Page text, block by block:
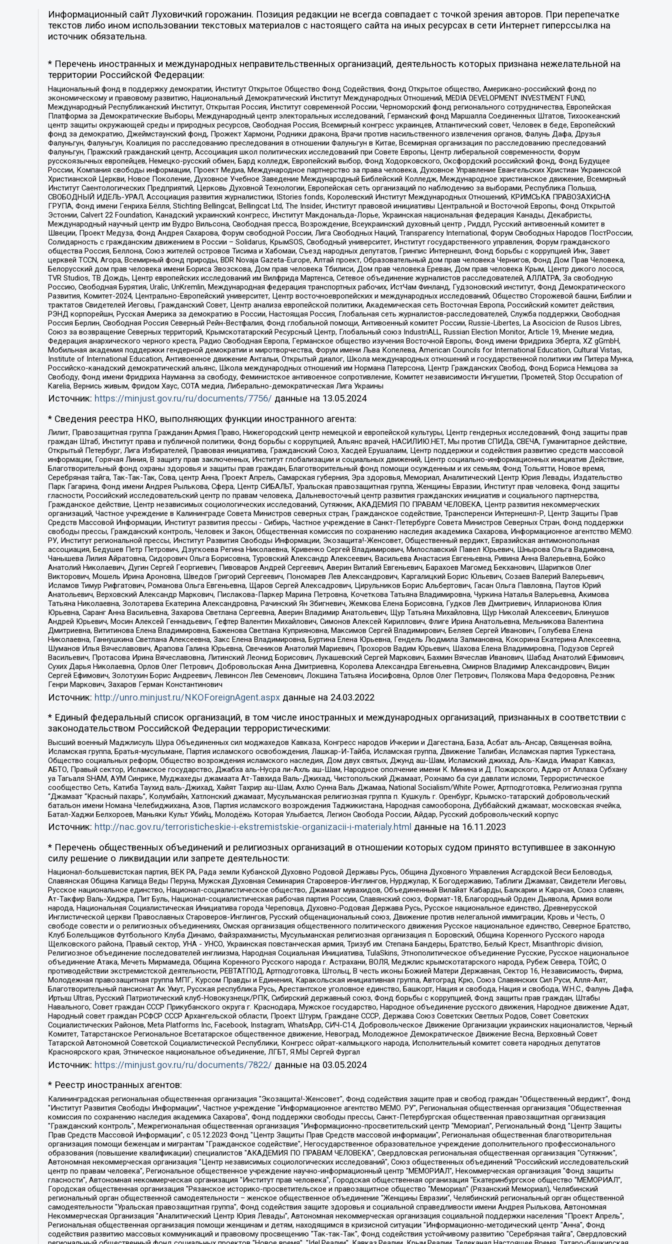
Информационный сайт Луховичкий горожанин. Позиция редакции не всегда совпадает с точкой зрения авторов. При перепечатке
текстов либо ином использовании текстовых материалов с настоящего сайта на иных ресурсах в сети Интернет гиперссылка на
источник обязательна.
* Перечень иностранных и международных неправительственных организаций, деятельность которых признана нежелательной на
территории Российской Федерации:
Национальный фонд в поддержку демократии, Институт Открытое Общество Фонд Содействия, Фонд Открытое общество, Американо-российский фонд по
экономическому и правовому развитию, Национальный Демократический Институт Международных Отношений, MEDIA DEVELOPMENT INVESTMENT FUND,
Международный Республиканский Институт, Открытая Россия, Институт современной России, Черноморский фонд регионального сотрудничества, Европейская
Платформа за Демократические Выборы, Международный центр электоральных исследований, Германский фонд Маршалла Соединенных Штатов, Тихоокеанский
центр защиты окружающей среды и природных ресурсов, Свободная Россия, Всемирный конгресс украинцев, Атлантический совет, Человек в беде, Европейский
фонд за демократию, Джеймстаунский фонд, Прожект Хармони, Родники дракона, Врачи против насильственного извлечения органов, Фалунь Дафа, Друзья
Фалуньгун, Фалуньгун, Коалиция по расследованию преследования в отношении Фалуньгун в Китае, Всемирная организация по расследованию преследований
Фалуньгун, Пражский гражданский центр, Ассоциация школ политических исследований при Совете Европы, Центр либеральной современности, Форум
русскоязычных европейцев, Немецко-русский обмен, Бард колледж, Европейский выбор, Фонд Ходорковского, Оксфордский российский фонд, Фонд Будущее
России, Компания свободы информации, Проект Медиа, Международное партнерство за права человека, Духовное Управление Евангельских Христиан Украинской
Христианской Церкви, Новое Поколение, Духовное Учебное Заведение Международный Библейский Колледж, Международное христианское движение, Всемирный
Институт Саентологических Предприятий, Церковь Духовной Технологии, Европейская сеть организаций по наблюдению за выборами, Республика Польша,
СВОБОДНЫЙ ИДЕЛЬ-УРАЛ, Ассоциация развития журналистики, IStories fonds, Королевский Институт Международных Отношений, КРИМСЬКА ПРАВОЗАХИСНА
ГРУПА, Фонд имени Генриха Бёлля, Stichting Bellingcat, Bellingcat Ltd, The Insider, Институт правовой инициативы Центральной и Восточной Европы, Фонд Открытой
Эстонии, Calvert 22 Foundation, Канадский украинский конгресс, Институт Макдональда-Лорье, Украинская национальная федерация Канады, Декабристы,
Международный научный центр им Вудро Вильсона, Свободная пресса, Возрождение, Всеукраинский духовный центр , Риддл, Русский антивоенный комитет в
Швеции, Проект Медуза, Фонд Андрея Сахарова, Форум свободной России, Лига Свободных Наций, Transparеncy International, Форум Свободных Народов ПостРоссии,
Солидарность с гражданским движением в России – Solidarus, КрымSOS, Свободный университет, Институт государственного управления, Форум гражданского
общества Россия, Беллона, Союз жителей островов Тисима и Хабомаи, Съезд народных депутатов, Гринпис Интернешнл, Фонд борьбы с коррупцией Инк, Завет
церквей TCCN, Агора, Всемирный фонд природы, BDR Novaja Gazeta-Europe, Алтай проект, Образовательный дом прав человека Чернигов, Фонд Дом Прав Человека,
Белорусский дом прав человека имени Бориса Звозскова, Дом прав человека Тбилиси, Дом прав человека Ереван, Дом прав человека Крым, Центр дикого лосося,
TVR Studios, ТВ Дождь, Центр европейских исследований им Вилфрида Мартенса, Сетевое объединение журналистов расследователей, АЛЛАТРА, За свободную
Россию, Свободная Бурятия, Uralic, UnKremlin, Международная федерация транспортных рабочих, ИстЧам Финланд, Гудзоновский институт, Фонд Демократического
Развития, Комитет-2024, Центрально-Европейский университет, Центр восточноевропейских и международных исследований, Общество Сторожевой башни, Библии и
трактатов Свидетелей Иеговы, Гражданский Совет, Центр анализа европейской политики, Академическая сеть Восточная Европа, Российский комитет действия,
РЭНД корпорейшн, Русская Америка за демократию в России, Настоящая Россия, Глобальная сеть журналистов-расследователей, Служба поддержки, Свободная
Россия Берлин, Свободная Россия Северный Рейн-Вестфалия, Фонд глобальной помощи, Антивоенный комитет России, Russie-Libertes, La Asocicion de Rusos Libres,
Союз за возвращение Северных территорий, Крымскотатарский Ресурсный Центр, Глобальный союз IndustriALL, Russian Election Monitor, Article 19, Мнение медиа,
Федерация анархического черного креста, Радио Свободная Европа, Германское общество изучения Восточной Европы, Фонд имени Фридриха Эберта, XZ gGmbH,
Мобильная академия поддержки гендерной демократии и миротворчества, Форум имени Льва Копелева, American Councils for International Education, Cultural Vistas,
Institute of International Education, Антивоенное движение Антальи, Открытый диалог, Школа международных отношений и государственной политики им Питера Мунка,
Российско-канадский демократический альянс, Школа международных отношений им Нормана Патерсона, Центр Гражданских Свобод, Фонд Бориса Немцова за
Свободу, Фонд имени Фридриха Науманна за свободу, Феминистское антивоенное сопротивление, Комитет независимости Ингушетии, Прометей, Stop Occupation of
Karelia, Вернись живым, Фридом Хаус, СОТА медиа, Либерально-демократическая Лига Украины
Источник: https://minjust.gov.ru/ru/documents/7756/ данные на 13.05.2024
* Сведения реестра НКО, выполняющих функции иностранного агента:
Лилит, Правозащитная группа Гражданин.Армия.Право, Нижегородский центр немецкой и европейской культуры, Центр гендерных исследований, Фонд защиты прав
граждан Штаб, Институт права и публичной политики, Фонд борьбы с коррупцией, Альянс врачей, НАСИЛИЮ.НЕТ, Мы против СПИДа, СВЕЧА, Гуманитарное действие,
Открытый Петербург, Лига Избирателей, Правовая инициатива, Гражданский Союз, Хасдей Ерушалаим, Центр поддержки и содействия развитию средств массовой
информации, Горячая Линия, В защиту прав заключенных, Институт глобализации и социальных движений, Центр социально-информационных инициатив Действие,
Благотворительный фонд охраны здоровья и защиты прав граждан, Благотворительный фонд помощи осужденным и их семьям, Фонд Тольятти, Новое время,
Серебряная тайга, Так-Так-Так, Сова, центр Анна, Проект Апрель, Самарская губерния, Эра здоровья, Мемориал, Аналитический Центр Юрия Левады, Издательство
Парк Гагарина, Фонд имени Андрея Рылькова, Сфера, Центр СИБАЛЬТ, Уральская правозащитная группа, Женщины Евразии, Институт прав человека, Фонд защиты
гласности, Российский исследовательский центр по правам человека, Дальневосточный центр развития гражданских инициатив и социального партнерства,
Гражданское действие, Центр независимых социологических исследований, Сутяжник, АКАДЕМИЯ ПО ПРАВАМ ЧЕЛОВЕКА, Центр развития некоммерческих
организаций, Частное учреждение в Калининграде Совета Министров северных стран, Гражданское содействие, Трансперенси Интернешнл-Р, Центр Защиты Прав
Средств Массовой Информации, Институт развития прессы - Сибирь, Частное учреждение в Санкт-Петербурге Совета Министров Северных Стран, Фонд поддержки
свободы прессы, Гражданский контроль, Человек и Закон, Общественная комиссия по сохранению наследия академика Сахарова, Информационное агентство МЕМО.
РУ, Институт региональной прессы, Институт Развития Свободы Информации, Экозащита!-Женсовет, Общественный вердикт, Евразийская антимонопольная
ассоциация, Бедушев Петр Петрович, Дзугкоева Регина Николаевна, Кривенко Сергей Владимирович, Милославский Павел Юрьевич, Шнырова Ольга Вадимовна,
Чанышева Лилия Айратовна, Сидорович Ольга Борисовна, Туровский Александр Алексеевич, Васильева Анастасия Евгеньевна, Ривина Анна Валерьевна, Бойко
Анатолий Николаевич, Дугин Сергей Георгиевич, Пивоваров Андрей Сергеевич, Аверин Виталий Евгеньевич, Барахоев Магомед Бекханович, Шарипков Олег
Викторович, Мошель Ирина Ароновна, Шведов Григорий Сергеевич, Пономарев Лев Александрович, Каргалицкий Борис Юльевич, Созаев Валерий Валерьевич,
Исламов Тимур Рифгатович, Романова Ольга Евгеньевна, Щаров Сергей Алексадрович, Цирульников Борис Альбертович, Гасан Ольга Павловна, Паутов Юрий
Анатольевич, Верховский Александр Маркович, Пислакова-Паркер Марина Петровна, Кочеткова Татьяна Владимировна, Чуркина Наталья Валерьевна, Акимова
Татьяна Николаевна, Золотарева Екатерина Александровна, Рачинский Ян Збигневич, Жемкова Елена Борисовна, Гудков Лев Дмитриевич, Илларионова Юлия
Юрьевна, Саранг Анна Васильевна, Захарова Светлана Сергеевна, Аверин Владимир Анатольевич, Щур Татьяна Михайловна, Щур Николай Алексеевич, Блинушов
Андрей Юрьевич, Мосин Алексей Геннадьевич, Гефтер Валентин Михайлович, Симонов Алексей Кириллович, Флиге Ирина Анатольевна, Мельникова Валентина
Дмитриевна, Вититинова Елена Владимировна, Баженова Светлана Куприяновна, Максимов Сергей Владимирович, Беляев Сергей Иванович, Голубева Елена
Николаевна, Ганнушкина Светлана Алексеевна, Закс Елена Владимировна, Буртина Елена Юрьевна, Гендель Людмила Залмановна, Кокорина Екатерина Алексеевна,
Шуманов Илья Вячеславович, Арапова Галина Юрьевна, Свечников Анатолий Мариевич, Прохоров Вадим Юрьевич, Шахова Елена Владимировна, Подузов Сергей
Васильевич, Протасова Ирина Вячеславовна, Литинский Леонид Борисович, Лукашевский Сергей Маркович, Бахмин Вячеслав Иванович, Шабад Анатолий Ефимович,
Сухих Дарья Николаевна, Орлов Олег Петрович, Добровольская Анна Дмитриевна, Королева Александра Евгеньевна, Смирнов Владимир Александрович, Вицин
Сергей Ефимович, Золотухин Борис Андреевич, Левинсон Лев Семенович, Локшина Татьяна Иосифовна, Орлов Олег Петрович, Полякова Мара Федоровна, Резник
Генри Маркович, Захаров Герман Константинович
Источник: http://unro.minjust.ru/NKOForeignAgent.aspxданные на 24.03.2022
* Единый федеральный список организаций, в том числе иностранных и международных организаций, признанных в соответствии с
законодательством Российской Федерации террористическими:
Высший военный Маджлисуль Шура Объединенных сил моджахедов Кавказа, Конгресс народов Ичкерии и Дагестана, База, Асбат аль-Ансар, Священная война,
Исламская группа, Братья-мусульмане, Партия исламского освобождения, Лашкар-И-Тайба, Исламская группа, Движение Талибан, Исламская партия Туркестана,
Общество социальных реформ, Общество возрождения исламского наследия, Дом двух святых, Джунд аш-Шам, Исламский джихад, Аль-Каида, Имарат Кавказ,
АБТО, Правый сектор, Исламское государство, Джабха аль-Нусра ли-Ахль аш-Шам, Народное ополчение имени К. Минина и Д. Пожарского, Аджр от Аллаха Субхану
уа Тагьаля SHAM, АУМ Синрике, Муджахеды джамаата Ат-Тавхида Валь-Джихад, Чистопольский Джамаат, Рохнамо ба суи давлати исломи, Террористическое
сообщество Сеть, Катиба Таухид валь-Джихад, Хайят Тахрир аш-Шам, Ахлю Сунна Валь Джамаа, National Socialism/White Power, Артподготовка, Религиозная группа
“Джамаат “Красный пахарь”, Колумбайн, Хатлонский джамаат, Мусульманская религиозная группа п. Кушкуль г. Оренбург, Крымско-татарский добровольческий
батальон имени Номана Челебиджихана, Азов, Партия исламского возрождения Таджикистана, Народная самооборона, Дуббайский джамаат, московская ячейка,
Батал-Хаджи Белхороев, Маньяки Культ Убийц, Молодёжь Которая Улыбается, Легион Свобода России, Айдар, Русский добровольческий корпус
Источник: http://nac.gov.ru/terroristicheskie-i-ekstremistskie-organizacii-i-materialy.html данные на 16.11.2023
* Перечень общественных объединений и религиозных организаций в отношении которых судом принято вступившее в законную
силу решение о ликвидации или запрете деятельности:
Национал-большевистская партия, ВЕК РА, Рада земли Кубанской Духовно Родовой Державы Русь, Община Духовного Управления Асгардской Веси Беловодья,
Славянская Община Капища Веды Перуна, Мужская Духовная Семинария Староверов-Инглингов, Нурджулар, К Богодержавию, Таблиги Джамаат, Свидетели Иеговы,
Русское национальное единство, Национал-социалистическое общество, Джамаат мувахидов, Объединенный Вилайат Кабарды, Балкарии и Карачая, Союз славян,
Ат-Такфир Валь-Хиджра, Пит Буль, Национал-социалистическая рабочая партия России, Славянский союз, Формат-18, Благородный Орден Дьявола, Армия воли
народа, Национальная Социалистическая Инициатива города Череповца, Духовно-Родовая Держава Русь, Русское национальное единство, Древнерусской
Инглистической церкви Православных Староверов-Инглингов, Русский общенациональный союз, Движение против нелегальной иммиграции, Кровь и Честь, О
свободе совести и о религиозных объединениях, Омская организация общественного политического движения Русское национальное единство, Северное Братство,
Клуб Болельщиков Футбольного Клуба Динамо, Файзрахманисты, Мусульманская религиозная организация п. Боровский, Община Коренного Русского народа
Щелковского района, Правый сектор, УНА - УНСО, Украинская повстанческая армия, Тризуб им. Степана Бандеры, Братство, Белый Крест, Misanthropic division,
Религиозное объединение последователей инглиизма, Народная Социальная Инициатива, TulaSkins, Этнополитическое объединение Русские, Русское национальное
объединение Атака, Мечеть Мирмамеда, Община Коренного Русского народа г. Астрахани, ВОЛЯ, Меджлис крымскотатарского народа, Рубеж Севера, ТОЙС, О
противодействии экстремистской деятельности, РЕВТАТПОД, Артподготовка, Штольц, В честь иконы Божией Матери Державная, Сектор 16, Независимость, Фирма,
Молодежная правозащитная группа МПГ, Курсом Правды и Единения, Каракольская инициативная группа, Автоград Крю, Союз Славянских Сил Руси, Алля-Аят,
Благотворительный пансионат Ак Умут, Русская республика Русь, Арестантское уголовное единство, Башкорт, Нация и свобода, Нация и свобода, W.H.С., Фалунь Дафа,
Иртыш Ultras, Русский Патриотический клуб-Новокузнецк/РПК, Сибирский державный союз, Фонд борьбы с коррупцией, Фонд защиты прав граждан, Штабы
Навального, Совет граждан СССР Прикубанского округа г. Краснодара, Мужское государство, Народное объединение русского движения, Народное движение Адат,
Народный совет граждан РСФСР СССР Архангельской области, Проект Штурм, Граждане СССР, Держава Союз Советских Светлых Родов, Совет Советских
Социалистических Районов, Meta Platforms Inc, Facebook, Instagram, WhatsApp, СИЧ-С14, Добровольческое Движение Организации украинских националистов, Черный
Комитет, Татарстанское Региональное Всетатарское общественное движение, Невоград, Молодежное Демократическое Движение Весна, Верховный Совет
Татарской Автономной Советской Социалистической Республики, Конгресс ойрат-калмыцкого народа, Исполнительный комитет совета народных депутатов
Красноярского края, Этническое национальное объединение, ЛГБТ, Я.МЫ Сергей Фургал
Источник: https://minjust.gov.ru/ru/documents/7822/ данные на 03.05.2024
* Реестр иностранных агентов:
Калининградская региональная общественная организация "Экозащита!-Женсовет", Фонд содействия защите прав и свобод граждан "Общественный вердикт", Фонд "Институт Развития Свободы Информации", Частное учреждение "Информационное агентство МЕМО. РУ", Региональная общественная организация "Общественная комиссия по сохранению наследия академика Сахарова", Фонд поддержки свободы прессы, Санкт-Петербургская общественная правозащитная организация "Гражданский контроль", Межрегиональная общественная организация "Информационно-просветительский центр "Мемориал", Региональный Фонд "Центр Защиты Прав Средств Массовой Информации", с 05.12.2023 Фонд "Центр Защиты Прав Средств массовой информации", Региональная общественная благотворительная организация помощи беженцам и мигрантам "Гражданское содействие", Негосударственное образовательное учреждение дополнительного профессионального образования (повышение квалификации) специалистов "АКАДЕМИЯ ПО ПРАВАМ ЧЕЛОВЕКА", Свердловская региональная общественная организация "Сутяжник", Автономная некоммерческая организация "Центр независимых социологических исследований", Союз общественных объединений "Российский исследовательский центр по правам человека", Региональное общественное учреждение научно-информационный центр "МЕМОРИАЛ", Некоммерческая организация "Фонд защиты гласности", Автономная некоммерческая организация "Институт прав человека", Городская общественная организация "Екатеринбургское общество "МЕМОРИАЛ", Городская общественная организация "Рязанское историко-просветительское и правозащитное общество "Мемориал" (Рязанский Мемориал), Челябинский региональный орган общественной самодеятельности – женское общественное объединение "Женщины Евразии", Челябинский региональный орган общественной самодеятельности "Уральская правозащитная группа", Фонд содействия защите здоровья и социальной справедливости имени Андрея Рылькова, Автономная Некоммерческая Организация "Аналитический Центр Юрия Левады", Автономная некоммерческая организация социальной поддержки населения "Проект Апрель", Региональная общественная организация помощи женщинам и детям, находящимся в кризисной ситуации "Информационно-методический центр "Анна", Фонд содействия развитию массовых коммуникаций и правовому просвещению "Так-так-Так", Фонд содействия устойчивому развитию "Серебряная тайга", Свердловский региональный общественный фонд социальных проектов "Новое время", "Idel.Реалии", Кавказ.Реалии, Крым.Реалии, Телеканал Настоящее Время, Татаро-башкирская служба Радио Свобода (Azatliq Radiosi), Радио Свободная Европа/Радио Свобода (PCE/PC), "Сибирь.Реалии", "Фактограф", Благотворительный фонд помощи осужденным и их семьям, Автономная некоммерческая организация "Институт глобализации и социальных движений", Фонд "В защиту прав заключенных", Частное учреждение "Центр поддержки и содействия развитию средств массовой информации", Пензенский региональный общественный благотворительный фонд "Гражданский союз", "Север.Реалии", Некоммерческая организация Фонд "Правовая инициатива", Общество с ограниченной ответственностью "Радио Свободная Европа/Радио Свобода", Чешское информационное агентство "MEDIUM-ORIENT", Красноярская региональная общественная организация "Мы против СПИДа", Камалягин Денис Николаевич, Маркелов Сергей Евгеньевич, Пономарев Лев Александрович, Савицкая Людмила Алексеевна, Автономная некоммерческая организация "Центр по работе с проблемой насилия "НАСИЛИЮ.НЕТ", Межрегиональный профессиональный союз работников здравоохранения "Альянс врачей", Юридическое лицо, зарегистрированное в Латвийской Республике, SIA "Medusa Project" (регистрационный номер 40103797863, дата регистрации 10.06.2014), Некоммерческая организация "Фонд по борьбе с коррупцией", Автономная некоммерческая организация "Институт права и публичной политики", Баданин Роман Сергеевич, Гликин Максим Александрович, Железнова Мария Михайловна, Лукьянова Юлия Сергеевна, Маетная Елизавета Витальевна, Маняхин Петр Борисович, Чуракова Ольга Владимировна, Ярош Юлия Петровна, Юридическое лицо "The Insider SIA", зарегистрированное в Риге, Латвийская Республика (дата регистрации 26.06.2015), являющееся администратором доменного имени интернет-издания "The Insider SIA", https://theins.ru, Постернак Алексей Евгеньевич, Рубин Михаил Аркадьевич, Анин Роман Александрович, Юридическое лицо Istories fonds, зарегистрированное в Латвийской Республике (регистрационный номер 50008295751, дата регистрации 24.02.2020), Великовский Дмитрий Александрович, Долинина Ирина Николаевна, Мароховская Алеся Алексеевна, Шлейнов Роман Юрьевич, Шмагун Олеся Валентиновна, Общество с ограниченной ответственностью "Альтаир 2021", Общество с ограниченной ответственностью "Вега 2021", Общество с ограниченной ответственностью "Главный редактор 2021", Общество с ограниченной ответственностью "Ромашки монолит", Важенков Артем Валерьевич, Ивановская областная общественная организация "Центр гендерных исследований", Гурман Юрий Альбертович, Медиапроект "ОВД-Инфо", Егоров Владимир Владимирович, Жилинский Владимир Александрович, Общество с ограниченной ответственностью "ЗП", Иванова София Юрьевна, Карезина Инна Павловна, Кильтау Екатерина Викторовна, Петров Алексей Викторович, Пискунов Сергей Евгеньевич, Смирнов Сергей Сергеевич, Тихонов Михаил Сергеевич, Общество с ограниченной ответственностью "ЖУРНАЛИСТ-ИНОСТРАННЫЙ АГЕНТ", Арапова Галина Юрьевна, Вольтская Татьяна Анатольевна, Американская компания "Mason G.E.S. Anonymous Foundation" (США), являющаяся владельцем интернет-издания https://mnews.world/, Компания "Stichting Bellingcat", зарегистрированная в Нидерландах (дата регистрации 11.07.2018), Захаров Андрей Вячеславович, Клепиковская Екатерина Дмитриевна, Общество с ограниченной ответственностью "МЕМО", Перл Роман Александрович, Симонов Евгений Алексеевич, Соловьева Елена Анатольевна, Сотников Даниил Владимирович, Сурначева Елизавета Дмитриевна, Автономная некоммерческая организация по защите прав человека и информированию населения "Якутия – Наше Мнение", Общество с ограниченной ответственностью "Москоу диджитал медиа", с 26.01.2023 Общество с ограниченной ответственностью "Чайка Белые сады", Ветошкина Валерия Валерьевна, Заговора Максим Александрович, Межрегиональное общественное движение "Российская ЛГБТ - сеть", Оленичев Максим Владимирович, Павлов Иван Юрьевич, Скворцова Елена Сергеевна, Общество с ограниченной ответственностью "Как бы инагент", Кочетков Игорь Викторович, Общество с ограниченной ответственностью "Честные выборы", Еланчик Олег Александрович, Общество с ограниченной ответственностью "Нобелевский призыв", Гималова Регина Эмилевна, Григорьев Андрей Валерьевич, Григорьева Алина Александровна, Ассоциация по содействию защите прав призывников, альтернативнослужащих и военнослужащих "Правозащитная группа "Гражданин.Армия.Право", Хисамова Регина Фаритовна, Автономная некоммерческая организация по реализации социально-правовых программ "Лилит", Дальневосточное общественное движение "Маяк", Санкт-Петербургская ЛГБТ-инициативная группа "Выход", Инициативная группа ЛГБТ+ "Реверс", Алексеев Андрей Викторович, Бекбулатова Таисия Львовна, Беляев Иван Михайлович, Владыкина Елена Сергеевна, Гельман Марат Александрович, Никульшина Вероника Юрьевна, Толоконникова Надежда Андреевна, Шендерович Виктор Анатольевич, Общество с ограниченной ответственностью "Данное сообщение", Общество с ограниченной ответственностью Издательский дом "Новая глава", Айнбиндер Александра Александровна, Московский комьюнити-центр для ЛГБТ+инициатив, Благотворительный фонд развития филантропии, Deutsche Welle (Германия, Kurt-Schumacher-Strasse 3, 53113 Bonn), Борзунова Мария Михайловна, Воробьев Виктор Викторович, Голубева Анна Львовна, Константинова Алла Михайловна, Малкова Ирина Владимировна, Мурадов Мурад Абдулгалимович, Осетинская Елизавета Николаевна, Понасенков Евгений Николаевич, Ганапольский Матвей Юрьевич, Киселев Евгений Алексеевич, Борухович Ирина Григорьевна, Дремин Иван Тимофеевич, Дубровский Дмитрий Викторович, Красноярская региональная общественная организация поддержки и развития альтернативных образовательных технологий и межкультурных коммуникаций "ИНТЕРРА", Маяковская Екатерина Алексеевна, Фейгин Марк Захарович, Филимонов Андрей Викторович, Дзугкоева Регина Николаевна, Доброхотов Роман Александрович, Дудь Юрий Александрович, Елкин Сергей Владимирович, Кругликов Кирилл Игоревич, Сабунаева Мария Леонидовна, Семенов Алексей Владимирович, Шаинян Карен Багратович, Шульман Екатерина Михайловна, Асафьев Артур Валерьевич, Вахштайн Виктор Семенович, Венедиктов Алексей Алексеевич, Лушникова Екатерина Евгеньевна, Волков Леонид Михайлович, Невзоров Александр Глебович, Пархоменко Сергей Борисович, Сироткин Ярослав Николаевич, Кара-Мурза Владимир Владимирович, Баранова Наталья Владимировна, Гозман Леонид Яковлевич, Кагарлицкий Борис Юльевич, Климарев Михаил Валерьевич, Милов Владимир Станиславович, Автономная некоммерческая организация Краснодарский центр современного искусства "Типография", Моргенштерн Алишер Тагирович, Соболь Любовь Эдуардовна, Общество с ограниченной ответственностью "ЛИЗА НОРМ", Каспаров Гарри Кимович, Ходорковский Михаил Борисович, Общество с ограниченной ответственностью "Апрельские тезисы", Данилович Ирина Брониславовна, Кашин Олег Владимирович, Петров Николай Владимирович, Пивоваров Алексей Владимирович, Соколов Михаил Владимирович, Цветкова Юлия Владимировна, Чичваркин Евгений Александрович, Комитет против пыток/Команда против пыток, Общество с ограниченной ответственностью "Первый научный", Общество с ограниченной ответственностью "Вертолет и ко", Белоцерковская Вероника Борисовна, Кац Максим Евгеньевич, Лазарева Татьяна Юрьевна, Шаведдинов Руслан Табризович, Яшин Илья Валерьевич, Общество с ограниченной ответственностью "Иноагент ААВ", Алешковский Дмитрий Петрович, Альбац Евгения Марковна, Быков Дмитрий Львович, Галямина Юлия Евгеньевна, Лойко Сергей Леонидович, Мартынов Кирилл Константинович, Медведев Сергей Александрович, Крашенинников Федор Геннадиевич, Гордеева Катерина Вл